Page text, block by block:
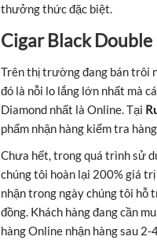
thưởng thức đặc biệt.
Cigar Black
Trên thị trường đang bán trôi
đó là nỗi lo lắng lớn nhất mà
Diamond nhất là Online. Tại
phẩm nhận hàng kiểm tra
Chưa hết, trong quá trình sử
chúng tôi hoàn lại 200% giá
nhận trong ngày chúng tôi hỗ
đồng. Khách hàng đang cần
hàng Online nhận hàng sau 2-